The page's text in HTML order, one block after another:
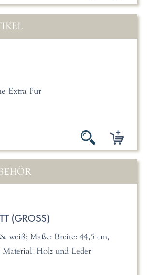
Extra Pur
(GROSS)
weiß; Maße: Breite: 44,5 cm,
Material: Holz und Leder